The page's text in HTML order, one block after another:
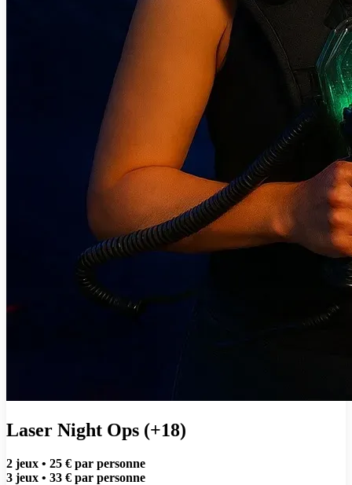
Laser Night Ops (+18)
2 jeux • 25 € par personne
3 jeux • 33 € par personne